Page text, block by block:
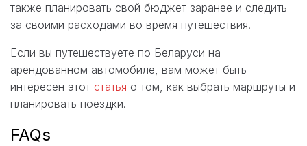
также планировать свой бюджет заранее и следить
за своими расходами во время путешествия.
Если вы путешествуете по Беларуси на
арендованном автомобиле, вам может быть
интересен этот статья о том, как выбрать маршруты и
планировать поездки.
FAQs